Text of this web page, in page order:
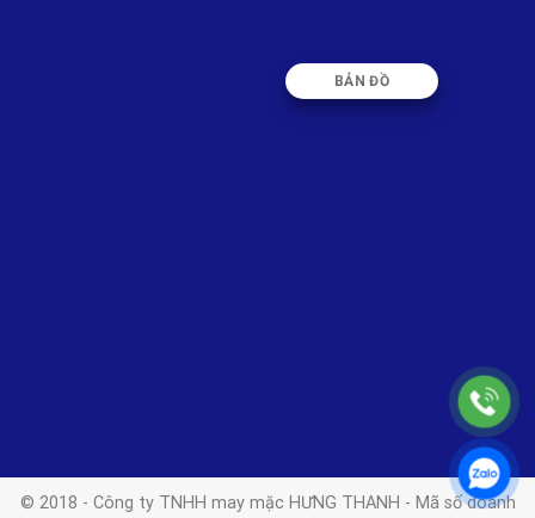
BẢN ĐỒ
© 2018 - Công ty TNHH may mặc HƯNG THANH - Mã số doanh